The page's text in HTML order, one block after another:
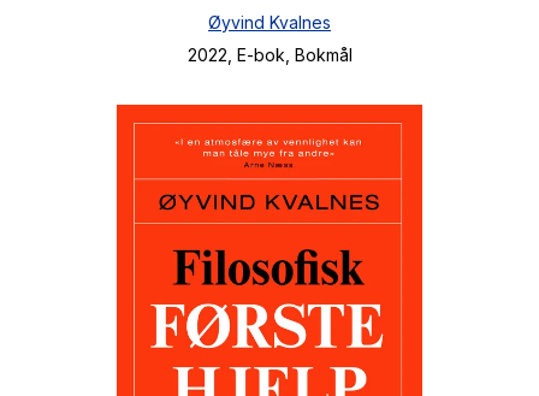
Fury Bound - Sable Sorensen
Hypopressiv trening
Øyvind Kvalnes
2022 , E-bok , Bokmål